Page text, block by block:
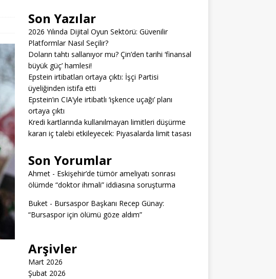
Son Yazılar
2026 Yılında Dijital Oyun Sektörü: Güvenilir
Platformlar Nasıl Seçilir?
Doların tahtı sallanıyor mu? Çin’den tarihi ‘finansal
büyük güç’ hamlesi!
Epstein irtibatları ortaya çıktı: İşçi Partisi
üyeliğinden istifa etti
Epstein’ın CIA’yle irtibatlı ‘işkence uçağı’ planı
ortaya çıktı
Kredi kartlarında kullanılmayan limitleri düşürme
kararı iç talebi etkileyecek: Piyasalarda limit tasası
Son Yorumlar
Ahmet- Eskişehir’de tümör ameliyatı sonrası
ölümde “doktor ihmali” iddiasına soruşturma
Buket- Bursaspor Başkanı Recep Günay:
“Bursaspor için ölümü göze aldım”
Arşivler
Mart 2026
Şubat 2026